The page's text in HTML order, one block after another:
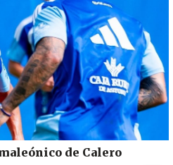
de Calero